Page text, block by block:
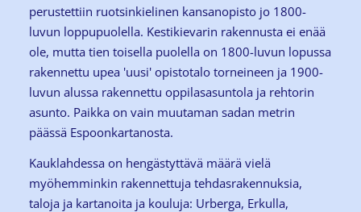
perustettiin ruotsinkielinen kansanopisto jo 1800-
luvun loppupuolella. Kestikievarin rakennusta ei enää
ole, mutta tien toisella puolella on 1800-luvun lopussa
rakennettu upea 'uusi' opistotalo torneineen ja 1900-
luvun alussa rakennettu oppilasasuntola ja rehtorin
asunto. Paikka on vain muutaman sadan metrin
päässä Espoonkartanosta.
Kauklahdessa on hengästyttävä määrä vielä
myöhemminkin rakennettuja tehdasrakennuksia,
taloja ja kartanoita ja kouluja: Urberga, Erkulla,